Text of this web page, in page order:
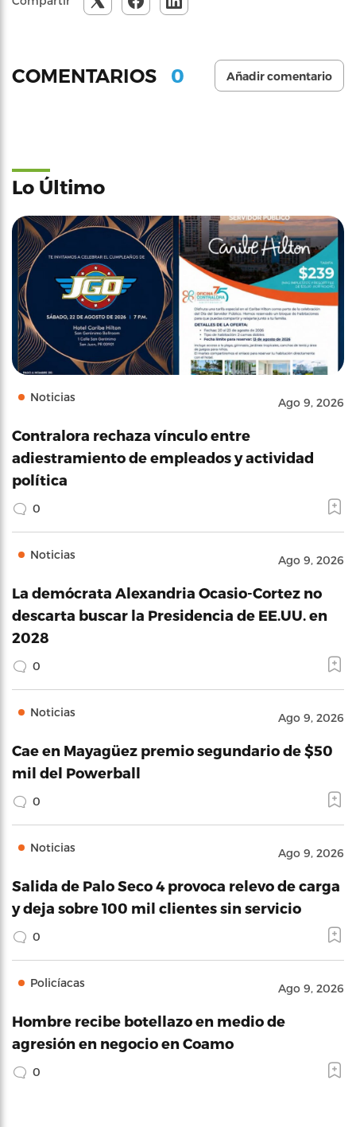
COMENTARIOS 0 Añadir comentario
Lo Último
Noticias Ago 9, 2026
Contralora rechaza vínculo entre
adiestramiento de empleados y actividad
política
0
Noticias Ago 9, 2026
La demócrata Alexandria Ocasio-Cortez no
descarta buscar la Presidencia de EE.UU. en
2028
0
Noticias Ago 9, 2026
Cae en Mayagüez premio segundario de $50
mil del Powerball
0
Noticias Ago 9, 2026
Salida de Palo Seco 4 provoca relevo de carga
y deja sobre 100 mil clientes sin servicio
0
Policíacas Ago 9, 2026
Hombre recibe botellazo en medio de
agresión en negocio en Coamo
0